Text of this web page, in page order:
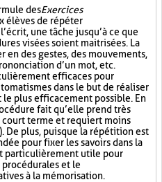
desExercices
élèves de répéter
une tâche jusqu’à ce que
visées soient maitrisées. La
en des gestes, des mouvements,
d’un mot, etc.
efficaces pour
dans le but de réaliser
plus efficacement possible. En
fait qu’elle prend très
court terme et requiert moins
De plus, puisque la répétition est
pour fixer les savoirs dans la
particulièrement utile pour
procédurales et le
à la mémorisation.